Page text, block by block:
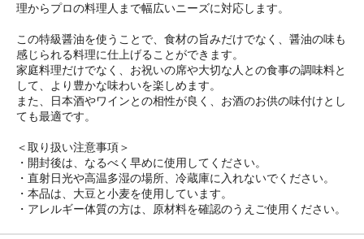
理からプロの料理人まで幅広いニーズに対応します。
この特級醤油を使うことで、食材の旨みだけでなく、醤油の味も
感じられる料理に仕上げることができます。
家庭料理だけでなく、お祝いの席や大切な人との食事の調味料と
して、より豊かな味わいを楽しめます。
また、日本酒やワインとの相性が良く、お酒のお供の味付けとし
ても最適です。
＜取り扱い注意事項＞
・開封後は、なるべく早めに使用してください。
・直射日光や高温多湿の場所、冷蔵庫に入れないでください。
・本品は、大豆と小麦を使用しています。
・アレルギー体質の方は、原材料を確認のうえご使用ください。